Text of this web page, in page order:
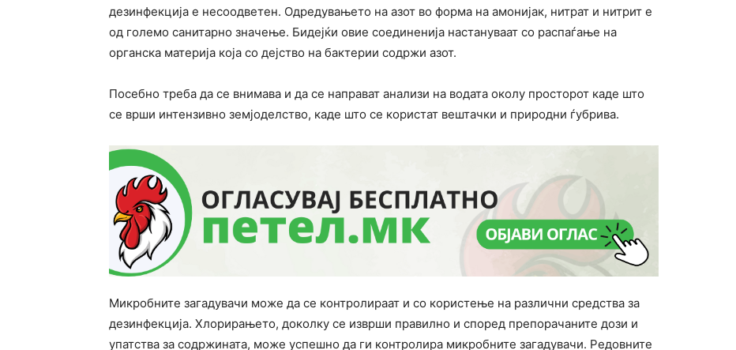
дезинфекција е несоодветен. Одредувањето на азот во форма на амонијак, нитрат и нитрит е
од големо санитарно значење. Бидејќи овие соединенија настануваат со распаѓање на
органска материја која со дејство на бактерии содржи азот.
Посебно треба да се внимава и да се направат анализи на водата околу просторот каде што
се врши интензивно земјоделство, каде што се користат вештачки и природни ѓубрива.
Микробните загадувачи може да се контролираат и со користење на различни средства за
дезинфекција. Хлорирањето, доколку се изврши правилно и според препорачаните дози и
упатства за содржината, може успешно да ги контролира микробните загадувачи. Редовните